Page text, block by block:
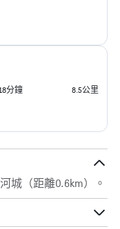
分鐘 8.5公里
城（距離0.6km）。